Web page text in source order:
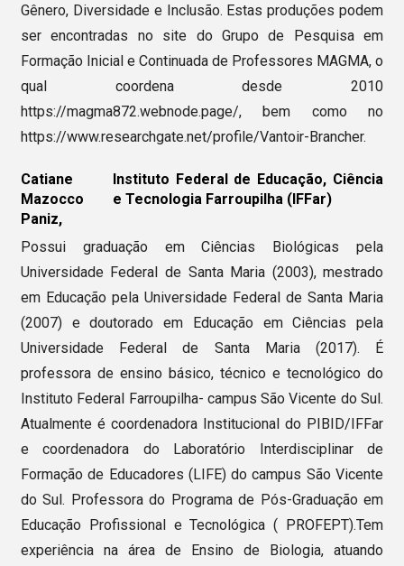
Gênero, Diversidade e Inclusão. Estas produções podem
ser encontradas no site do Grupo de Pesquisa em
Formação Inicial e Continuada de Professores MAGMA, o
qual coordena desde 2010
https://magma872.webnode.page/, bem como no
https://www.researchgate.net/profile/Vantoir-Brancher.
Catiane
Mazocco
Paniz,
Instituto Federal de Educação, Ciência
e Tecnologia Farroupilha (IFFar)
Possui graduação em Ciências Biológicas pela
Universidade Federal de Santa Maria (2003), mestrado
em Educação pela Universidade Federal de Santa Maria
(2007) e doutorado em Educação em Ciências pela
Universidade Federal de Santa Maria (2017). É
professora de ensino básico, técnico e tecnológico do
Instituto Federal Farroupilha- campus São Vicente do Sul.
Atualmente é coordenadora Institucional do PIBID/IFFar
e coordenadora do Laboratório Interdisciplinar de
Formação de Educadores (LIFE) do campus São Vicente
do Sul. Professora do Programa de Pós-Graduação em
Educação Profissional e Tecnológica ( PROFEPT).Tem
experiência na área de Ensino de Biologia, atuando